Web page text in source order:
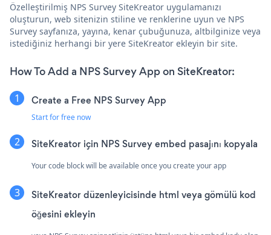
Özelleştirilmiş NPS Survey SiteKreator uygulamanızı
oluşturun, web sitenizin stiline ve renklerine uyun ve NPS
Survey sayfanıza, yayına, kenar çubuğunuza, altbilginize veya
istediğiniz herhangi bir yere SiteKreator ekleyin bir site.
How To Add a NPS Survey App on SiteKreator:
Create a Free NPS Survey App
Start for free now
SiteKreator için NPS Survey embed pasajını kopyala
Your code block will be available once you create your app
SiteKreator düzenleyicisinde html veya gömülü kod
öğesini ekleyin